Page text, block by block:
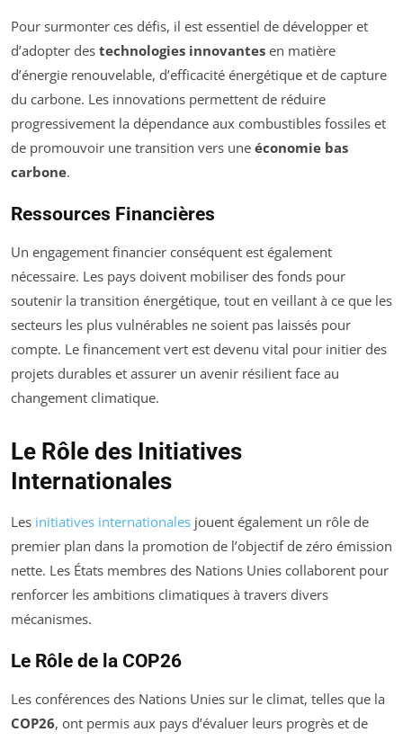
Pour surmonter ces défis, il est essentiel de développer et
d’adopter des technologies innovantes en matière
d’énergie renouvelable, d’efficacité énergétique et de capture
du carbone. Les innovations permettent de réduire
progressivement la dépendance aux combustibles fossiles et
de promouvoir une transition vers une économie bas
carbone.
Ressources Financières
Un engagement financier conséquent est également
nécessaire. Les pays doivent mobiliser des fonds pour
soutenir la transition énergétique, tout en veillant à ce que les
secteurs les plus vulnérables ne soient pas laissés pour
compte. Le financement vert est devenu vital pour initier des
projets durables et assurer un avenir résilient face au
changement climatique.
Le Rôle des Initiatives
Internationales
Les initiatives internationales jouent également un rôle de
premier plan dans la promotion de l’objectif de zéro émission
nette. Les États membres des Nations Unies collaborent pour
renforcer les ambitions climatiques à travers divers
mécanismes.
Le Rôle de la COP26
Les conférences des Nations Unies sur le climat, telles que la
COP26, ont permis aux pays d’évaluer leurs progrès et de